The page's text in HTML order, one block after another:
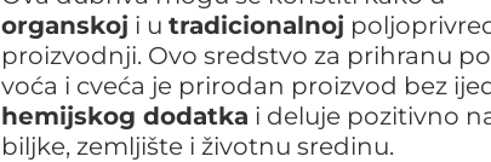
organskoj i u tradicionalnoj
proizvodnji. Ovo sredstvo za prihranu
voća i cveća je prirodan proizvod bez
hemijskog dodatka i deluje pozitivno
biljke, zemljište i životnu sredinu.